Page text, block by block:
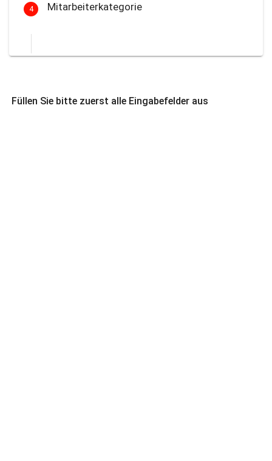
4 Mitarbeiterkategorie
Füllen Sie bitte zuerst alle Eingabefelder aus